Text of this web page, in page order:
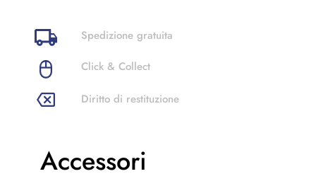
Spedizione gratuita
Click & Collect
Diritto di restituzione
Accessori